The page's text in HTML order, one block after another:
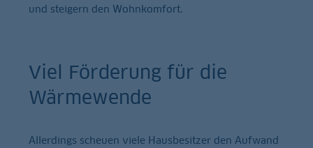
und steigern den Wohnkomfort.
Viel Förderung für die
Wärmewende
Allerdings scheuen viele Hausbesitzer den Aufwand